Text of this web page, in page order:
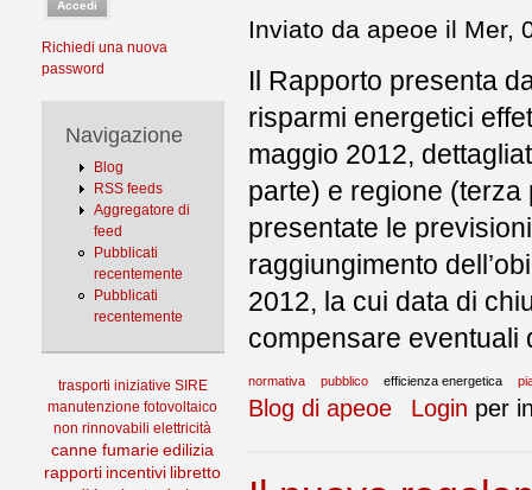
Richiedi una nuova
password
Navigazione
Blog
RSS feeds
Aggregatore di
feed
Pubblicati
recentemente
Pubblicati
recentemente
trasporti iniziative SIRE
manutenzione fotovoltaico
non rinnovabili elettricità
canne fumarie edilizia
rapporti incentivi libretto
Inviato da apeoe il Mer,
Il Rapporto presenta
risparmi energetici
maggio 2012,
parte) e regione
presentate le
raggiungimento
2012, la cui data di
compensare eventuali
normativa pubblico efficienza energetica
Blog di apeoe Login per